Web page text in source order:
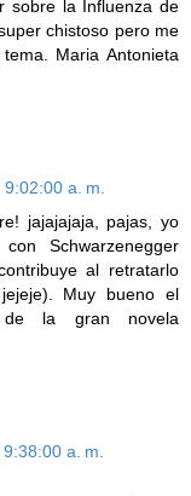
sobre la Influenza de
chistoso pero me
Maria Antonieta
a. m.
jajajajaja, pajas, yo
Schwarzenegger
al retratarlo
Muy bueno el
la gran novela
a. m.